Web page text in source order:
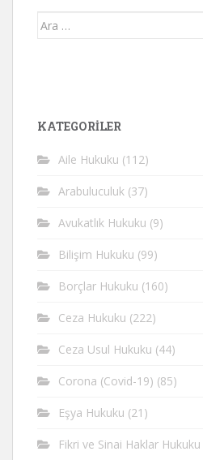
Arama
KATEGORİLER
Aile Hukuku (112)
Arabuluculuk (37)
Avukatlık Hukuku (9)
Bilişim Hukuku (99)
Borçlar Hukuku (160)
Ceza Hukuku (222)
Ceza Usul Hukuku (44)
Corona (Covid-19) (85)
Eşya Hukuku (21)
Fikri ve Sinai Haklar Hukuku